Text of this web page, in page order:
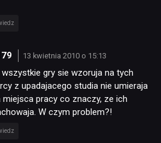
13 kwietnia 2010 o 15:13
gry sie wzoruja na tych
z upadajacego studia nie umieraja
pracy co znaczy, ze ich
W czym problem?!